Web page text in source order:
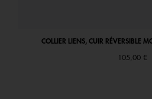
COLLIER LIENS, CUIR RÉVERSIBLE
105,00 €